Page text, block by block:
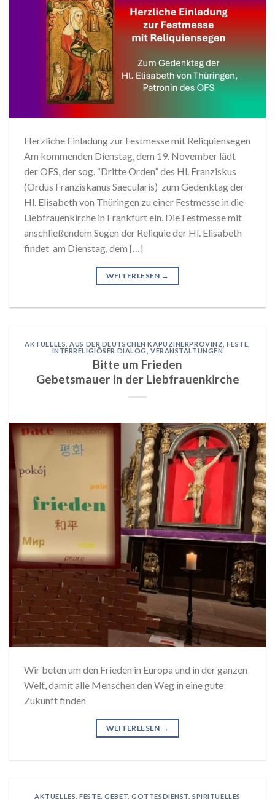
Herzliche Einladung zur Festmesse mit Reliquiensegen
Am kommenden Dienstag, dem 19. November lädt
der OFS, der sog. “Dritte Orden” des Hl. Franziskus
(Ordus Franziskanus Saecularis) zum Gedenktag der
Hl. Elisabeth von Thüringen zu einer Festmesse in die
Liebfrauenkirche in Frankfurt ein. Die Festmesse mit
anschließendem Segen der Reliquie der Hl. Elisabeth
findet am Dienstag, dem […]
WEITERLESEN →
AKTUELLES AUS DER DEUTSCHEN KAPUZINERPROVINZ ,FESTE
INTERRELIGIÖSER DIALOG
,VERANSTALTUNGEN
Bitte um Frieden
Gebetsmauer in der Liebfrauenkirche
Wir beten um den Frieden in Europa und in der ganzen
Welt, damit alle Menschen den Weg in eine gute
Zukunft finden
WEITERLESEN →
AKTUELLES ,FESTE ,GEBET ,GOTTESDIENST ,SPIRITUELLES